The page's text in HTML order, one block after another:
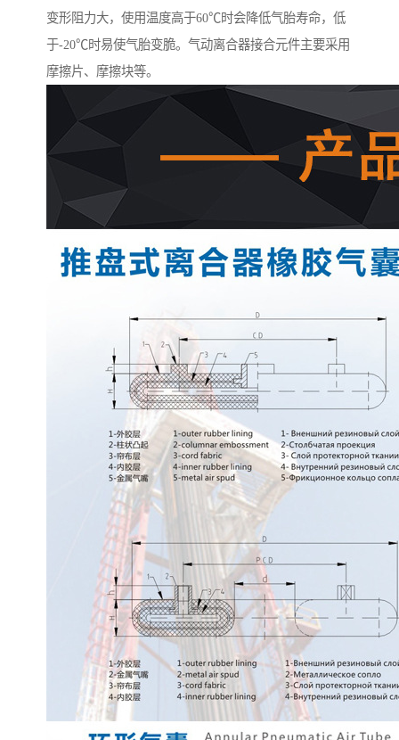
变形阻力大，使用温度高于60℃时会降低气胎寿命，低
于-20℃时易使气胎变脆。气动离合器接合元件主要采用
摩擦片、摩擦块等。